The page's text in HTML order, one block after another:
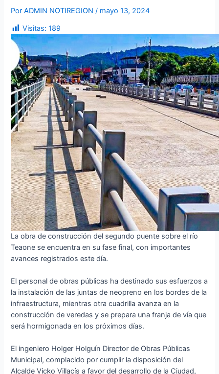
PorADMIN NOTIREGION/ mayo 13, 2024
Visitas: 189
La obra de construcción del segundo puente sobre el río
Teaone se encuentra en su fase final, con importantes
avances registrados este día.
El personal de obras públicas ha destinado sus esfuerzos a
la instalación de las juntas de neopreno en los bordes de la
infraestructura, mientras otra cuadrilla avanza en la
construcción de veredas y se prepara una franja de vía que
será hormigonada en los próximos días.
El ingeniero Holger Holguín Director de Obras Públicas
Municipal, complacido por cumplir la disposición del
Alcalde Vicko Villacís a favor del desarrollo de la Ciudad,